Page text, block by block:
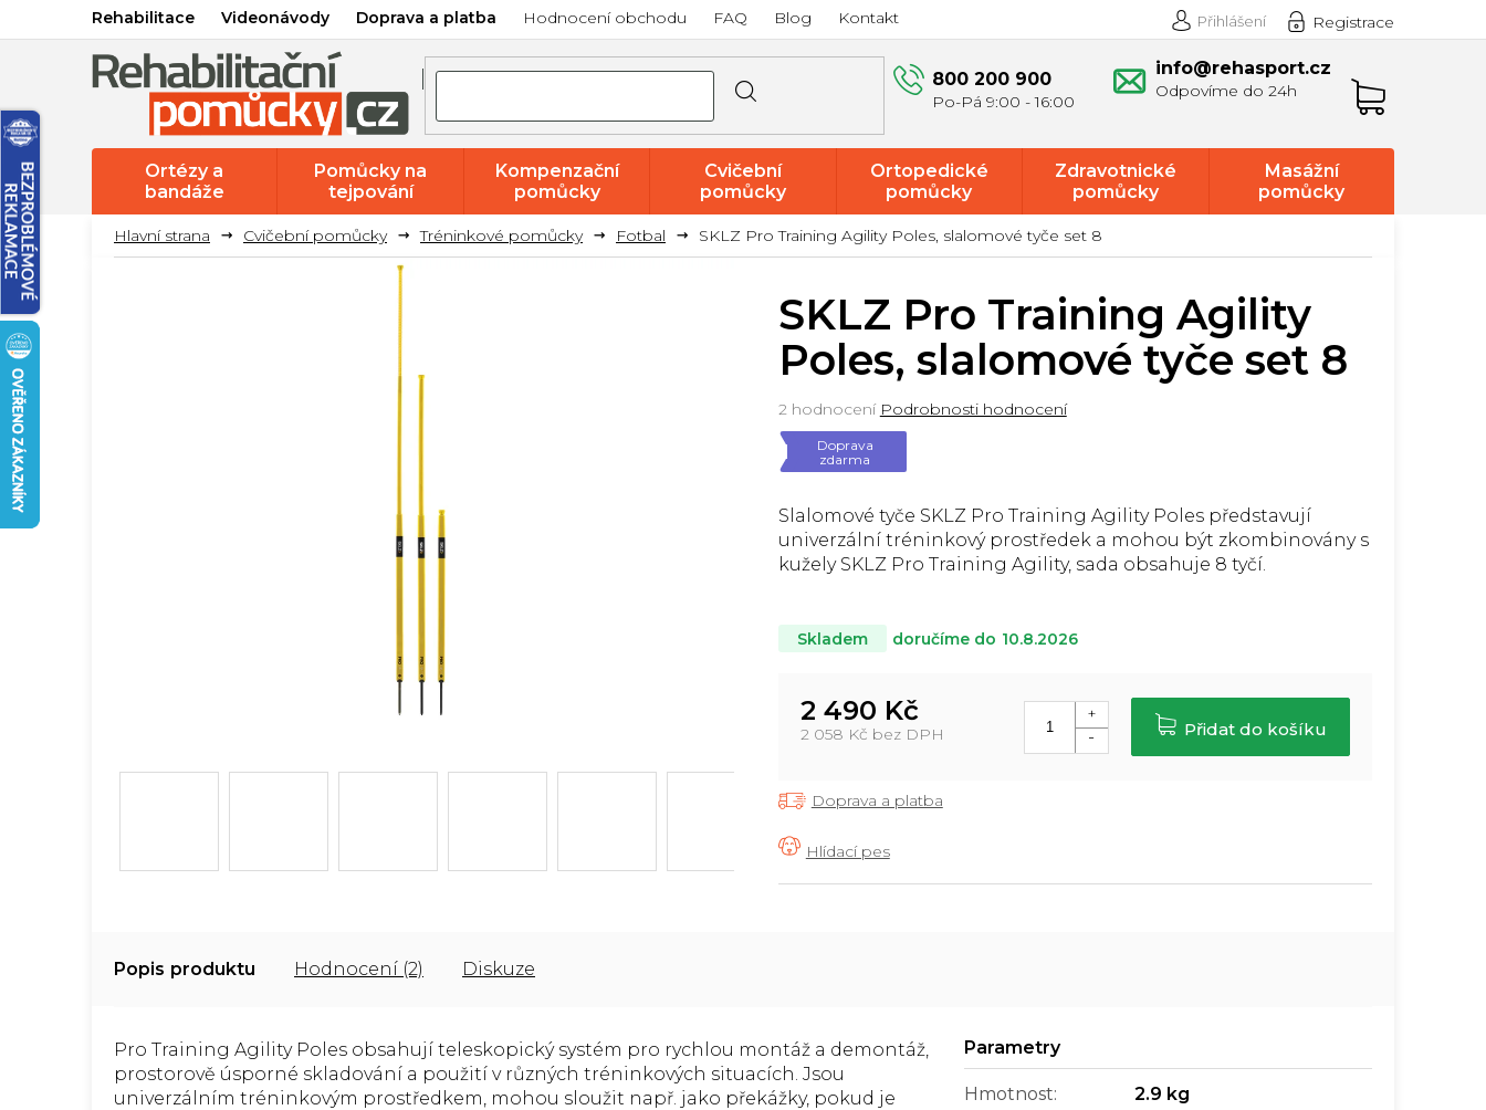
Rehabilitace Videonávody Doprava a platba Hodnocení obchodu FAQ Blog Kontakt Registrace
Přihlášení
800 200 900
info@rehasport.cz
košík
Ortézy a
bandáže
Pomůcky na
tejpování
Kompenzační
pomůcky
Cvičební
pomůcky
Ortopedické
pomůcky
Zdravotnické
pomůcky
Masážní
pomůcky
Akce a
výprodej
Cvičební pomůcky Tréninkové pomůcky Fotbal SKLZ Pro Training Agility Poles, slalomové tyče set 8
Skladem doručíme do 10.8.2026
2 490 Kč
2 058 Kč bez DPH
Přidat do košíku
Slalomové tyče SKLZ Pro Training Agility Poles představují
univerzální tréninkový prostředek a mohou být zkombinovány s
kužely SKLZ Pro Training Agility, sada obsahuje 8 tyčí.
SKLZ Pro Training Agility
Poles, slalomové tyče set 8
Doprava
zdarma
Průměrné
hodnocení
produktu
je
z
5
hvězdiček.
2 hodnocení Podrobnosti hodnocení
Doprava a platba
Popis Hodnocení (2) Diskuze
Pro Training Agility Poles obsahují teleskopický systém pro rychlou montáž a demontáž,
prostorově úsporné skladování a použití v různých tréninkových situacích. Jsou
univerzálním tréninkovým prostředkem, mohou sloužit např. jako překážky, pokud je
Hmotnost: 2.9 kg